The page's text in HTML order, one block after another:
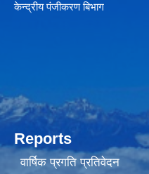
केन्द्रीय पंजीकरण बिभाग
Reports
वार्षिक प्रगति प्रतिवेदन